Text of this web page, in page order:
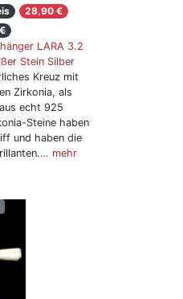
28,90 €
LARA 3.2
Stein Silber
Kreuz mit
Zirkonia, als
echt 925
Steine haben
und haben die
… mehr